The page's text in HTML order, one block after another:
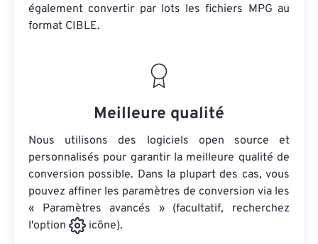
également convertir par lots les fichiers MPG au
format CIBLE.
Meilleure qualité
Nous utilisons des logiciels open source et
personnalisés pour garantir la meilleure qualité de
conversion possible. Dans la plupart des cas, vous
pouvez affiner les paramètres de conversion via les
« Paramètres avancés » (facultatif, recherchez
l'option
icône).